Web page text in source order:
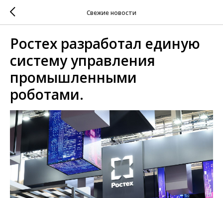
Свежие новости
Ростех разработал единую
систему управления
промышленными
роботами.